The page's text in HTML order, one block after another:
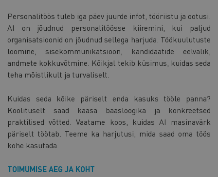
Personalitöös tuleb iga päev juurde infot, tööriistu ja ootusi.
AI on jõudnud personalitöösse kiiremini, kui paljud
organisatsioonid on jõudnud sellega harjuda. Töökuulutuste
loomine, sisekommunikatsioon, kandidaatide eelvalik,
andmete kokkuvõtmine. Kõikjal tekib küsimus, kuidas seda
teha mõistlikult ja turvaliselt.
Kuidas seda kõike päriselt enda kasuks tööle panna?
Koolituselt saad kaasa baasloogika ja konkreetsed
praktilised võtted. Vaatame koos, kuidas AI masinavärk
päriselt töötab. Teeme ka harjutusi, mida saad oma töös
kohe kasutada.
TOIMUMISE AEG JA KOHT